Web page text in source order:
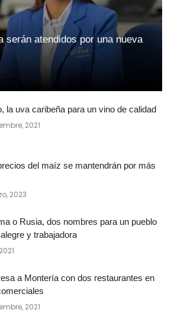
serán atendidos por una nueva
la uva caribeña para un vino de calidad
2021
del maíz se mantendrán por más
2023
o Rusia, dos nombres para un pueblo
y trabajadora
a Montería con dos restaurantes en
2021